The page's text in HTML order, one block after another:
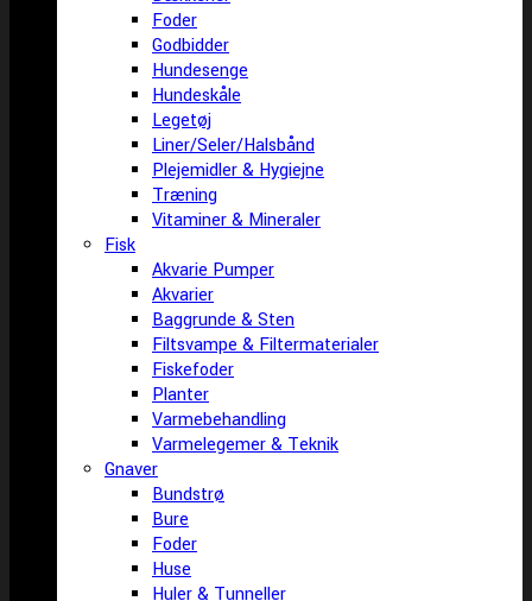
Foder
Godbidder
Hundesenge
Hundeskåle
Legetøj
Liner/Seler/Halsbånd
Plejemidler & Hygiejne
Træning
Vitaminer & Mineraler
Fisk
Akvarie Pumper
Akvarier
Baggrunde & Sten
Filtsvampe & Filtermaterialer
Fiskefoder
Planter
Varmebehandling
Varmelegemer & Teknik
Gnaver
Bundstrø
Bure
Foder
Huse
Huler & Tunneller